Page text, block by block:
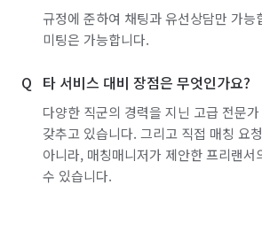
규정에 준하여 채팅과 유선상담만 가능
미팅은 가능합니다.
타 서비스 대비 장점은 무엇인가요?
다양한 직군의 경력을 지닌 고급 전문
갖추고 있습니다. 그리고 직접 매칭 요
아니라, 매칭매니저가 제안한 프리랜서
수 있습니다.